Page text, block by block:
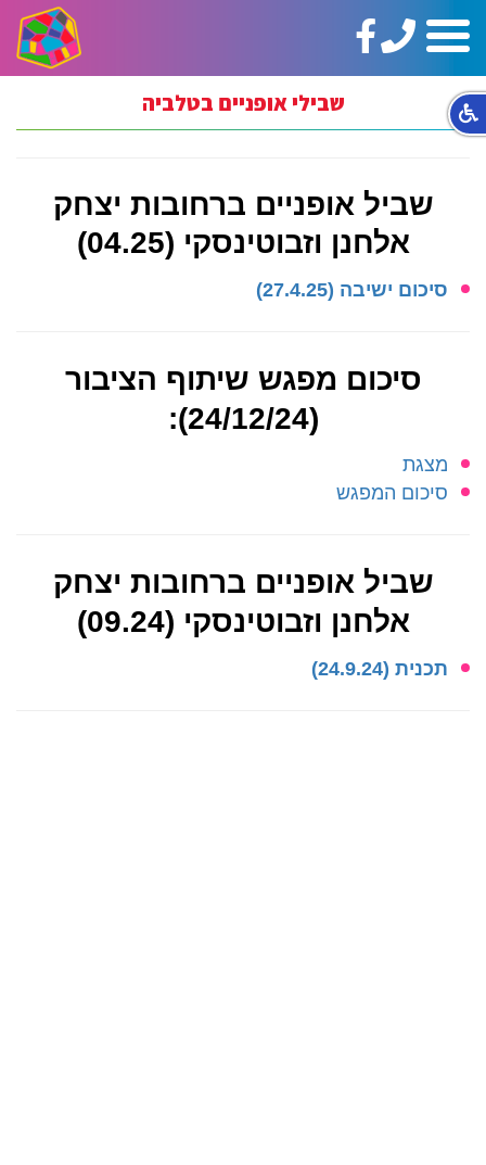
תפריט
טלפון:
02-
https://www.facebook.com/ginotHair
שבילי אופניים בטלביה
שביל אופניים ברחובות יצחק
אלחנן וזבוטינסקי (04.25)
סיכום ישיבה (27.4.25)
סיכום מפגש שיתוף הציבור
(24/12/24):
מצגת
סיכום המפגש
שביל אופניים ברחובות יצחק
אלחנן וזבוטינסקי (09.24)
תכנית (24.9.24)